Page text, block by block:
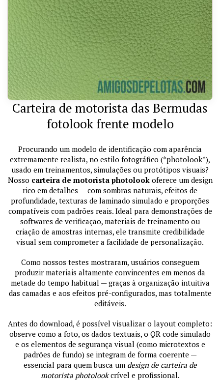
Carteira de motorista das Bermudas
fotolook frente modelo
Procurando um modelo de identificação com aparência
extremamente realista, no estilo fotográfico (*photolook*),
usado em treinamentos, simulações ou protótipos visuais?
Nosso carteira de motorista photolookoferece um design
rico em detalhes — com sombras naturais, efeitos de
profundidade, texturas de laminado simulado e proporções
compatíveis com padrões reais. Ideal para demonstrações de
softwares de verificação, materiais de treinamento ou
criação de amostras internas, ele transmite credibilidade
visual sem comprometer a facilidade de personalização.
Como nossos testes mostraram, usuários conseguem
produzir materiais altamente convincentes em menos da
metade do tempo habitual — graças à organização intuitiva
das camadas e aos efeitos pré-configurados, mas totalmente
editáveis.
Antes do download, é possível visualizar o layout completo:
observe como a foto, os dados textuais, o QR code simulado
e os elementos de segurança visual (como microtextos e
padrões de fundo) se integram de forma coerente —
essencial para quem busca um design de carteira de
motorista photolookcrível e profissional.